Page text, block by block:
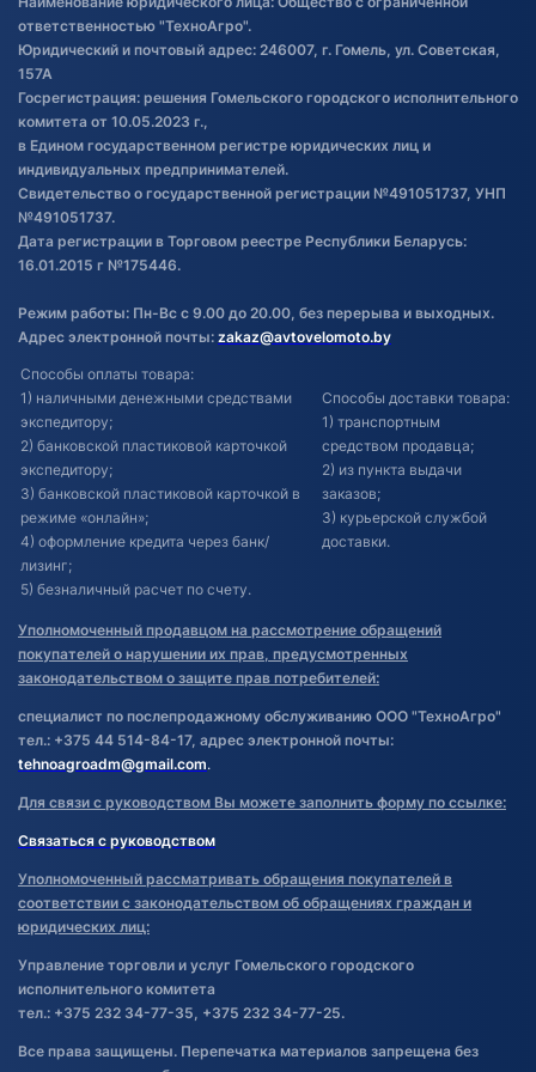
Обработка файлов cookie
Постановка транспорта на учет
Обновления в ЭПТС 2024
ответственностью "ТехноАгро".
Юридический и почтовый адрес: 246007, г. Гомель, ул. Советская,
157А
Госрегистрация: решения Гомельского городского исполнительного
комитета от 10.05.2023 г.,
в Едином государственном регистре юридических лиц и
индивидуальных предпринимателей.
Свидетельство о государственной регистрации №491051737, УНП
№491051737.
Дата регистрации в Торговом реестре Республики Беларусь:
16.01.2015 г №175446.
Режим работы: Пн-Вс с 9.00 до 20.00, без перерыва и выходных.
Адрес электронной почты: zakaz@avtovelomoto.by
Способы оплаты товара:
1) наличными денежными средствами
экспедитору;
2) банковской пластиковой карточкой
экспедитору;
3) банковской пластиковой карточкой в
режиме «онлайн»;
4) оформление кредита через банк/
лизинг;
5) безналичный расчет по счету.
Способы доставки товара:
1) транспортным
средством продавца;
2) из пункта выдачи
заказов;
3) курьерской службой
доставки.
Уполномоченный продавцом на рассмотрение обращений
покупателей о нарушении их прав, предусмотренных
законодательством о защите прав потребителей:
специалист по послепродажному обслуживанию ООО "ТехноАгро"
тел.: +375 44 514-84-17, адрес электронной почты:
tehnoagroadm@gmail.com.
Для связи с руководством Вы можете заполнить форму по ссылке:
Связаться с руководством
Уполномоченный рассматривать обращения покупателей в
соответствии с законодательством об обращениях граждан и
юридических лиц:
Управление торговли и услуг Гомельского городского
исполнительного комитета
тел.: +375 232 34-77-35, +375 232 34-77-25.
Все права защищены. Перепечатка материалов запрещена без